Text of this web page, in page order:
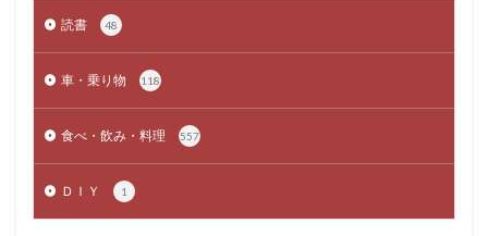
読書 48
車・乗り物 118
食べ・飲み・料理 557
ＤＩＹ 1